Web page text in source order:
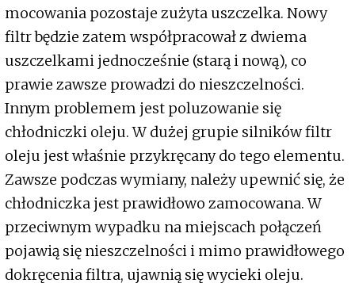
mocowania pozostaje zużyta uszczelka. Nowy
filtr będzie zatem współpracował z dwiema
uszczelkami jednocześnie (starą i nową), co
prawie zawsze prowadzi do nieszczelności.
Innym problemem jest poluzowanie się
chłodniczki oleju. W dużej grupie silników filtr
oleju jest właśnie przykręcany do tego elementu.
Zawsze podczas wymiany, należy upewnić się, że
chłodniczka jest prawidłowo zamocowana. W
przeciwnym wypadku na miejscach połączeń
pojawią się nieszczelności i mimo prawidłowego
dokręcenia filtra, ujawnią się wycieki oleju.